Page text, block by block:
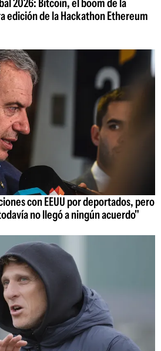
edición de la Hackathon Ethereum
con EEUU por deportados, pero
no llegó a ningún acuerdo"